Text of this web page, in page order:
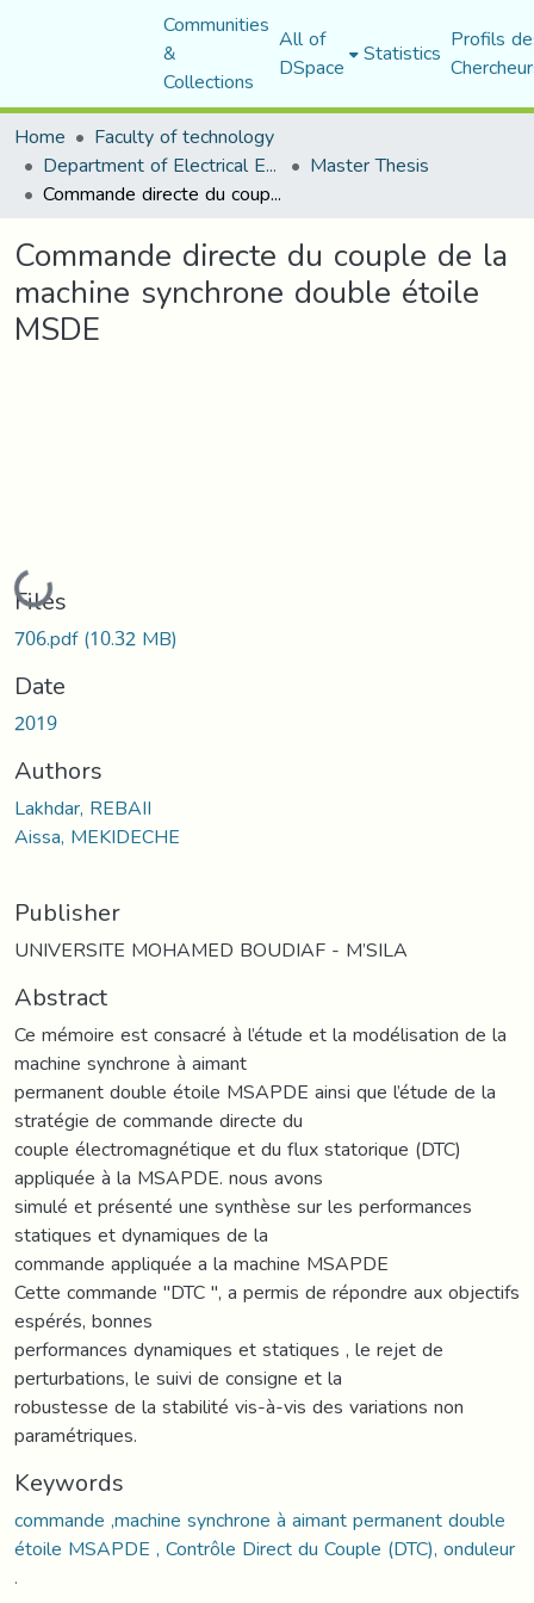
Communities
&
Collections
All of
DSpace Statistics Profils
Home
Faculty of technology
Department of Electrical Engineering Master Thesis
Commande directe du couple de la machine synchrone double étoile MSDE
Commande directe du couple de la
machine synchrone double étoile
MSDE
Loading...
Files
706.pdf(10.32 MB)
Date
2019
Authors
Lakhdar, REBAII
Aissa, MEKIDECHE
Publisher
UNIVERSITE MOHAMED BOUDIAF - M’SILA
Abstract
Ce mémoire est consacré à l’étude et la modélisation de la
machine synchrone à aimant
permanent double étoile MSAPDE ainsi que l’étude de la
stratégie de commande directe du
couple électromagnétique et du flux statorique (DTC)
appliquée à la MSAPDE. nous avons
simulé et présenté une synthèse sur les performances
statiques et dynamiques de la
commande appliquée a la machine MSAPDE
Cette commande ''DTC '', a permis de répondre aux objectifs
espérés, bonnes
performances dynamiques et statiques , le rejet de
perturbations, le suivi de consigne et la
robustesse de la stabilité vis-à-vis des variations non
paramétriques.
Keywords
commande ,machine synchrone à aimant permanent double
étoile MSAPDE , Contrôle Direct du Couple (DTC), onduleur
.